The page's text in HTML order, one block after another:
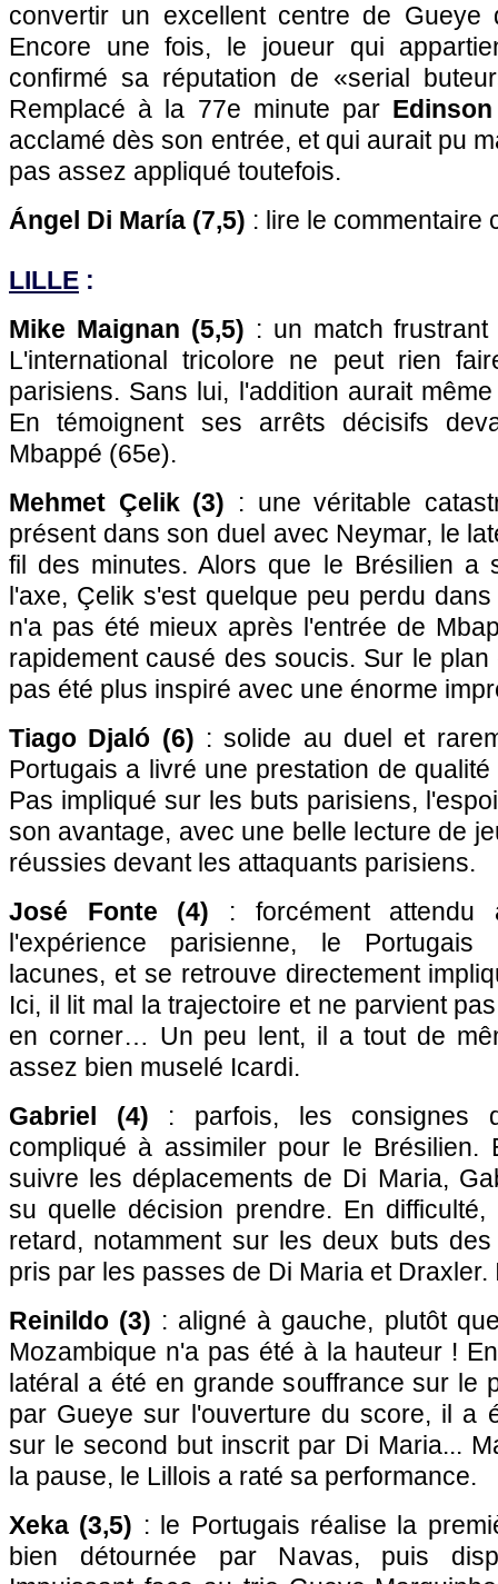
convertir un excellent centre de Gueye
Encore une fois, le joueur qui
confirmé sa réputation de «serial
Remplacé à la 77e minute par
acclamé dès son entrée, et qui aurait pu
pas assez appliqué toutefois.
Ángel Di María (7,5) : lire le commentaire
LILLE :
Mike Maignan (5,5) : un match
L'international tricolore ne peut rien
parisiens. Sans lui, l'addition aurait
En témoignent ses arrêts décisifs
Mbappé (65e).
Mehmet Çelik (3) : une véritable
présent dans son duel avec Neymar, le
fil des minutes. Alors que le Brésilien a
l'axe, Çelik s'est quelque peu perdu
n'a pas été mieux après l'entrée de
rapidement causé des soucis. Sur le
pas été plus inspiré avec une énorme
Tiago Djaló (6) : solide au duel et
Portugais a livré une prestation de
Pas impliqué sur les buts parisiens,
son avantage, avec une belle lecture de
réussies devant les attaquants parisiens.
José Fonte (4) : forcément attendu
l'expérience parisienne, le
lacunes, et se retrouve directement
Ici, il lit mal la trajectoire et ne parvient
en corner… Un peu lent, il a tout de
assez bien muselé Icardi.
Gabriel (4) : parfois, les consignes
compliqué à assimiler pour le Brésilien.
suivre les déplacements de Di Maria,
su quelle décision prendre. En
retard, notamment sur les deux buts
pris par les passes de Di Maria et Draxler.
Reinildo (3) : aligné à gauche, plutôt
Mozambique n'a pas été à la hauteur !
latéral a été en grande souffrance sur le
par Gueye sur l'ouverture du score, il a
sur le second but inscrit par Di Maria...
la pause, le Lillois a raté sa performance.
Xeka (3,5) : le Portugais réalise la
bien détournée par Navas, puis